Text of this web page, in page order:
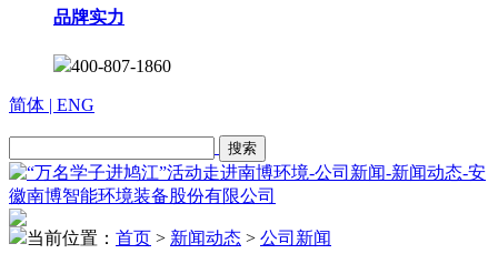
品牌实力
400-807-1860
简体 | ENG
当前位置： 首页 > 新闻动态 > 公司新闻